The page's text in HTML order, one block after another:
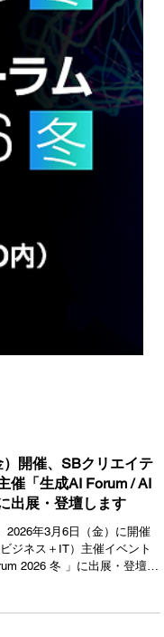
ブランドの信頼」を瞬時に失
盤石なリスク対策を講じる
と差異化するための「真の信
、ECプラットフォーム、決
事業を支える4つの重要領
例とともに徹底解説しま
最優先で着手すべきこと...